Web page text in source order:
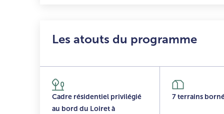
Les atouts du programme
Cadre résidentiel privilégié
au bord du Loiret à
7 terrains